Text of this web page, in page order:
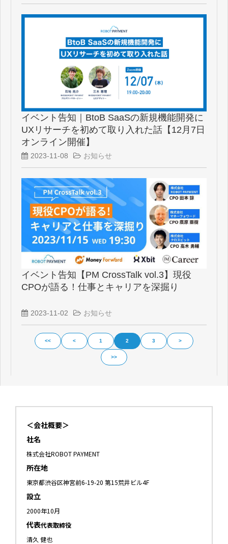
イベント告知｜BtoB SaaSの新規機能開発に
UXリサーチを初めて取り入れた話【12月7日
オンライン開催】
2023-11-08 お知らせ
イベント告知【PM CrossTalk vol.3】現役
CPOが語る！仕事とキャリアを深掘り
2023-11-02 お知らせ
<< < 1 2 3 >
>>
＜会社概要＞
社名
株式会社ROBOT PAYMENT
所在地
東京都渋谷区神宮前6-19-20 第15荒井ビル4F
設立
2000年10月
代表代表取締役
清久 健也